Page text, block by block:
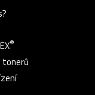
®
tonerů